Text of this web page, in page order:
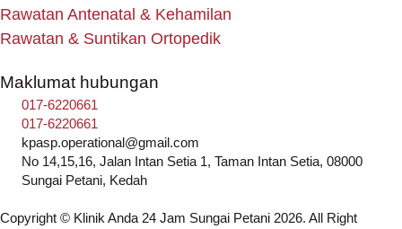
Rawatan Antenatal & Kehamilan
Rawatan & Suntikan Ortopedik
Maklumat hubungan
017-6220661
017-6220661
kpasp.operational@gmail.com
No 14,15,16, Jalan Intan Setia 1, Taman Intan Setia, 08000
Sungai Petani, Kedah
Copyright © Klinik Anda 24 Jam Sungai Petani 2026. All Right